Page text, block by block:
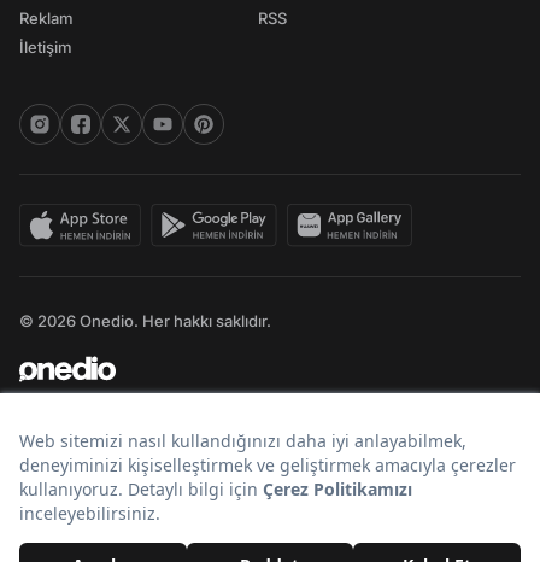
Reklam
İletişim
RSS
© 2026 Onedio. Her hakkı saklıdır.
Bir markasıdır.